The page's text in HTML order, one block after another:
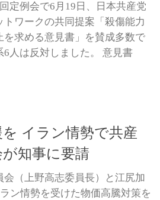
定例会で6月19日、日本共産党
トワークの共同提案「殺傷能力
求める意見書」を賛成多数で
人は反対しました。 意見書
イラン情勢で共産
知事に要請
会（上野高志委員長）と江尻加
ン情勢を受けた物価高騰対策を